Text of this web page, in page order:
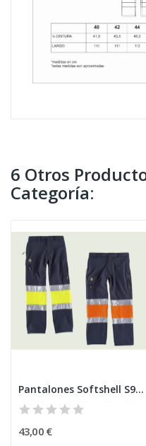
6 Otros
Categoría:
Pantalones Softshell S9820
43,00 €